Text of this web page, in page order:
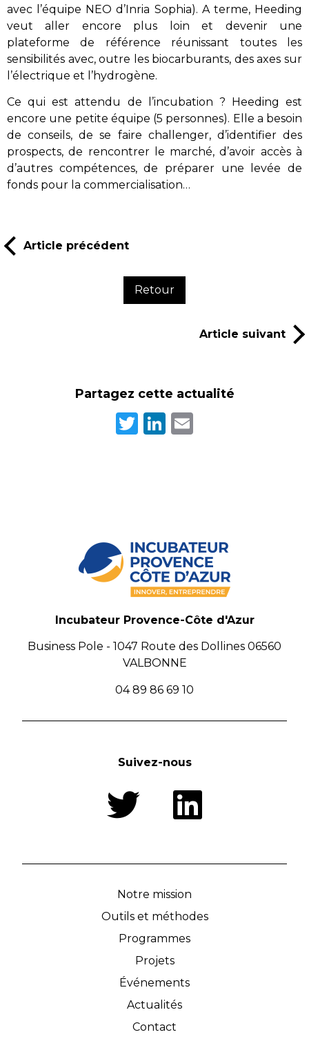
avec l’équipe NEO d’Inria Sophia). A terme, Heeding
veut aller encore plus loin et devenir une
plateforme de référence réunissant toutes les
sensibilités avec, outre les biocarburants, des axes sur
l’électrique et l’hydrogène.
Ce qui est attendu de l’incubation ? Heeding est
encore une petite équipe (5 personnes). Elle a besoin
de conseils, de se faire challenger, d’identifier des
prospects, de rencontrer le marché, d’avoir accès à
d’autres compétences, de préparer une levée de
fonds pour la commercialisation…
Article précédent
Retour
Article suivant
Partagez cette actualité
Twitter
LinkedIn
Incubateur Provence-Côte d'Azur
Business Pole - 1047 Route des Dollines 06560
VALBONNE
04 89 86 69 10
Suivez-nous
Notre mission
Outils et méthodes
Programmes
Projets
Événements
Actualités
Contact